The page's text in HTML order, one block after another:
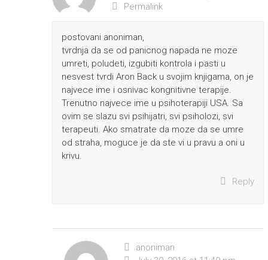
Permalink
postovani anoniman,
tvrdnja da se od panicnog napada ne moze
umreti, poludeti, izgubiti kontrola i pasti u
nesvest tvrdi Aron Back u svojim knjigama, on je
najvece ime i osnivac kongnitivne terapije.
Trenutno najvece ime u psihoterapiji USA. Sa
ovim se slazu svi psihijatri, svi psiholozi, svi
terapeuti. Ako smatrate da moze da se umre
od straha, moguce je da ste vi u pravu a oni u
krivu.
Reply
anoniman